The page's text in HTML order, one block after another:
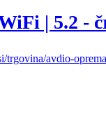
| 5.2 -
trgovina/avdio-